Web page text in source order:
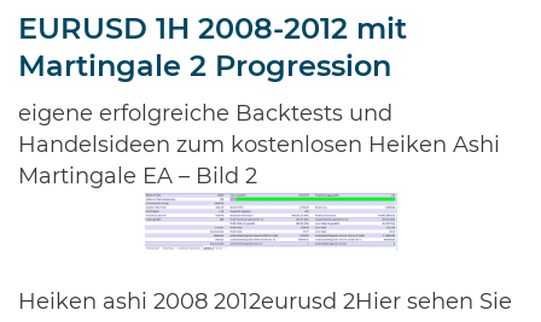
EURUSD 1H 2008-2012 mit
Martingale 2 Progression
eigene erfolgreiche Backtests und
Handelsideen zum kostenlosen Heiken Ashi
Martingale EA – Bild 2
Heiken ashi 2008 2012eurusd 2Hier sehen Sie